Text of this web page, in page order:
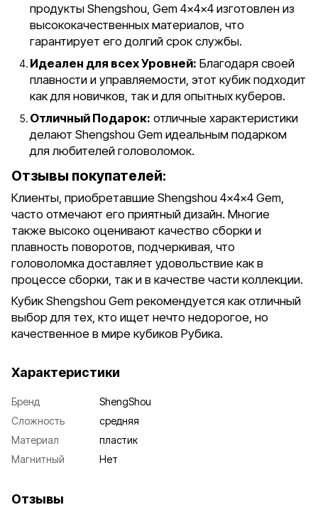
продукты Shengshou, Gem 4x4x4 изготовлен из
высококачественных материалов, что
гарантирует его долгий срок службы.
Идеален для всех Уровней: Благодаря своей
плавности и управляемости, этот кубик подходит
как для новичков, так и для опытных куберов.
Отличный Подарок: отличные характеристики
делают Shengshou Gem идеальным подарком
для любителей головоломок.
Отзывы покупателей:
Клиенты, приобретавшие Shengshou 4x4x4 Gem,
часто отмечают его приятный дизайн. Многие
также высоко оценивают качество сборки и
плавность поворотов, подчеркивая, что
головоломка доставляет удовольствие как в
процессе сборки, так и в качестве части коллекции.
Кубик Shengshou Gem рекомендуется как отличный
выбор для тех, кто ищет нечто недорогое, но
качественное в мире кубиков Рубика.
Характеристики
Бренд
ShengShou
Сложность
средняя
Материал
пластик
Магнитный
Нет
Отзывы